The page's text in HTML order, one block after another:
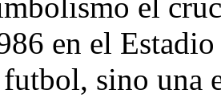
el
en el
sino una